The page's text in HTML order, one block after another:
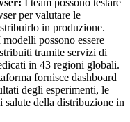
I team possono testare
per valutare le
in produzione.
modelli possono essere
tramite servizi di
in 43 regioni globali.
fornisce dashboard
degli esperimenti, le
salute della distribuzione in